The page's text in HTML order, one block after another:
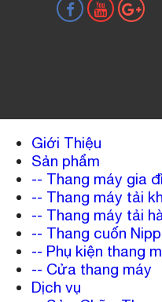
Giới Thiệu
Sản phẩm
-- Thang máy gia
-- Thang máy tải
-- Thang máy tải
-- Thang cuốn
-- Phụ kiện thang
-- Cửa thang máy
Dịch vụ